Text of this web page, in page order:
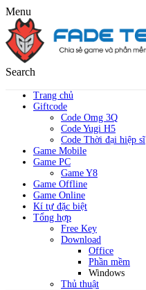
Menu
Search
Trang chủ
Giftcode
Code Omg 3Q
Code Yugi H5
Code Thời đại hiệp sĩ
Game Mobile
Game PC
Game Y8
Game Offline
Game Online
Kí tự đặc biệt
Tổng hợp
Free Key
Download
Office
Phần mềm
Windows
Thủ thuật